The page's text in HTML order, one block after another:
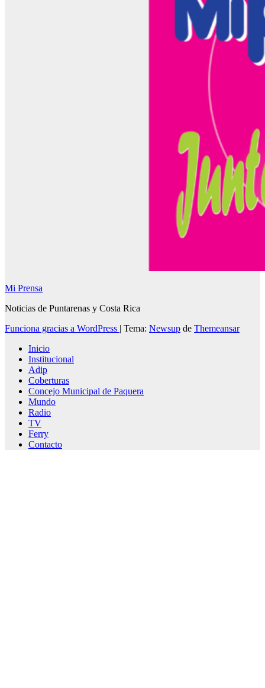
Mi Prensa
Noticias de Puntarenas y Costa Rica
Funciona gracias a WordPress | Tema: Newsup de Themeansar
Inicio
Institucional
Adip
Coberturas
Concejo Municipal de Paquera
Mundo
Radio
TV
Ferry
Contacto